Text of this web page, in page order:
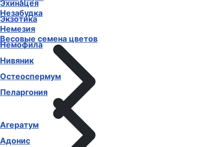
Незабудка
Немезия
Немофила
Нивяник
Остеоспермум
Пеларгония
Эхинацея
Экзотика
Весовые семена цветов
Агератум
Адонис